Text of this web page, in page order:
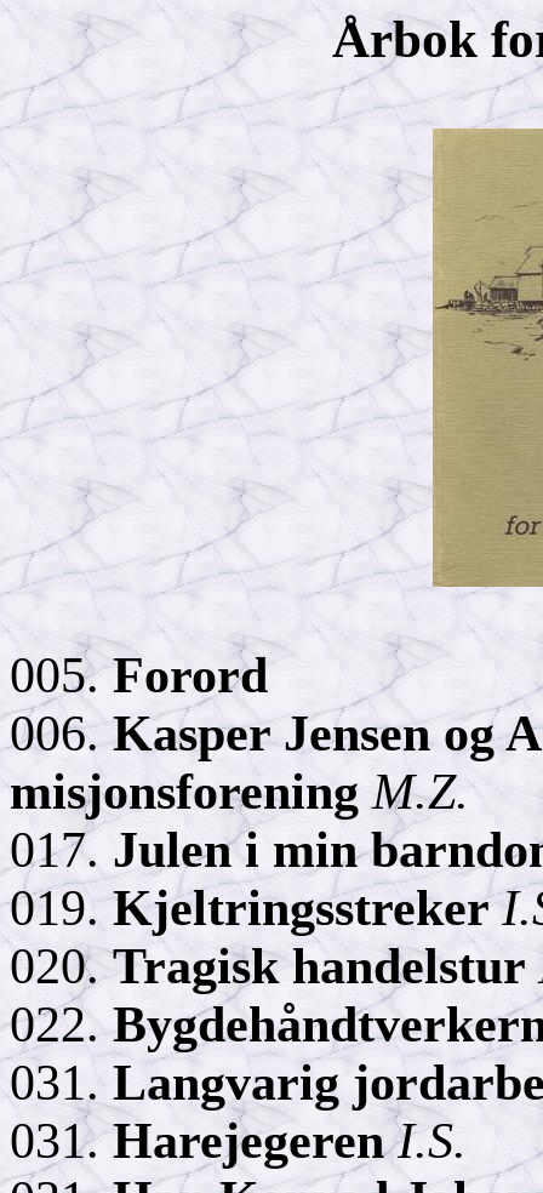
Årbok
005.Forord
006.Kasper Jensen og
misjonsforening M.Z.
017. Julen i min
019.Kjeltringsstreker
020.Tragisk handelstur
022.
031. Langvarig
031.HarejegerenI.S.